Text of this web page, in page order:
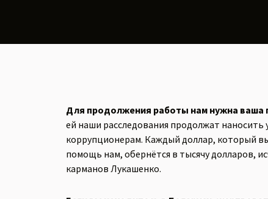
Для продолжения работы нам нужна
ей наши расследования продолжат наносить
коррупционерам. Каждый доллар, который
помощь нам, обернётся в тысячу долларов,
карманов Лукашенко.